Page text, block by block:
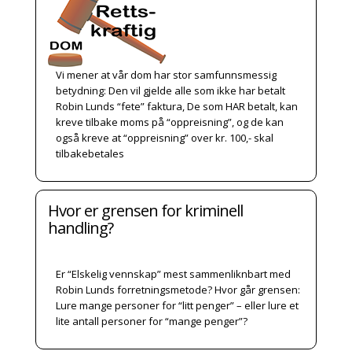
Vi mener at vår dom har stor samfunnsmessig
betydning: Den vil gjelde alle som ikke har betalt
Robin Lunds “fete” faktura, De som HAR betalt, kan
kreve tilbake moms på “oppreisning”, og de kan
også kreve at “oppreisning” over kr. 100,- skal
tilbakebetales
Hvor er grensen for kriminell
handling?
Er “Elskelig vennskap” mest sammenliknbart med
Robin Lunds forretningsmetode? Hvor går grensen:
Lure mange personer for “litt penger” – eller lure et
lite antall personer for “mange penger”?